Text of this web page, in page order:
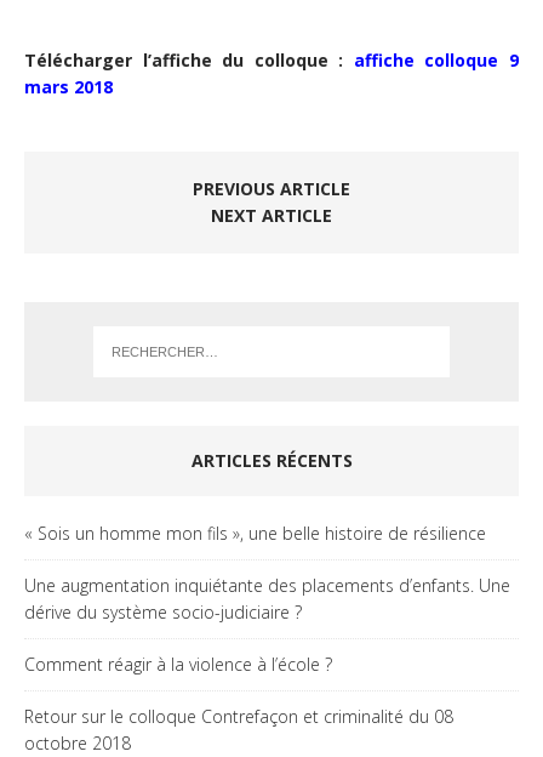
Télécharger l’affiche du colloque : affiche colloque 9
mars 2018
PREVIOUS ARTICLE
NEXT ARTICLE
ARTICLES RÉCENTS
« Sois un homme mon fils », une belle histoire de résilience
Une augmentation inquiétante des placements d’enfants. Une
dérive du système socio-judiciaire ?
Comment réagir à la violence à l’école ?
Retour sur le colloque Contrefaçon et criminalité du 08
octobre 2018